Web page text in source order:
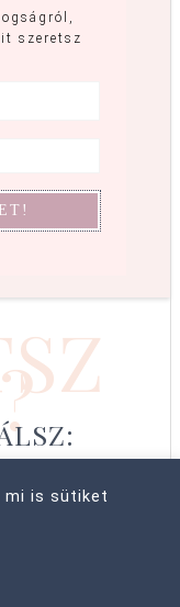
szeretsz
LTD, FARKAS LÍVIA
·
mi is sütiket